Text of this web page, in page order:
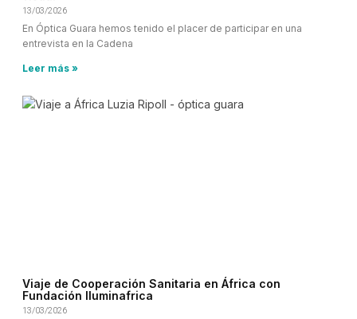
13/03/2026
En Óptica Guara hemos tenido el placer de participar en una
entrevista en la Cadena
Leer más »
Viaje de Cooperación Sanitaria en África con
Fundación Iluminafrica
13/03/2026